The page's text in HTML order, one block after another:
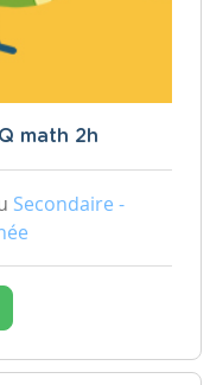
math 2h
Secondaire -